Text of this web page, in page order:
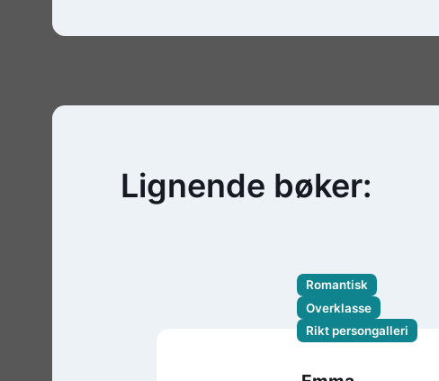
Lignende bøker:
Romantisk
Overklasse
Rikt persongalleri